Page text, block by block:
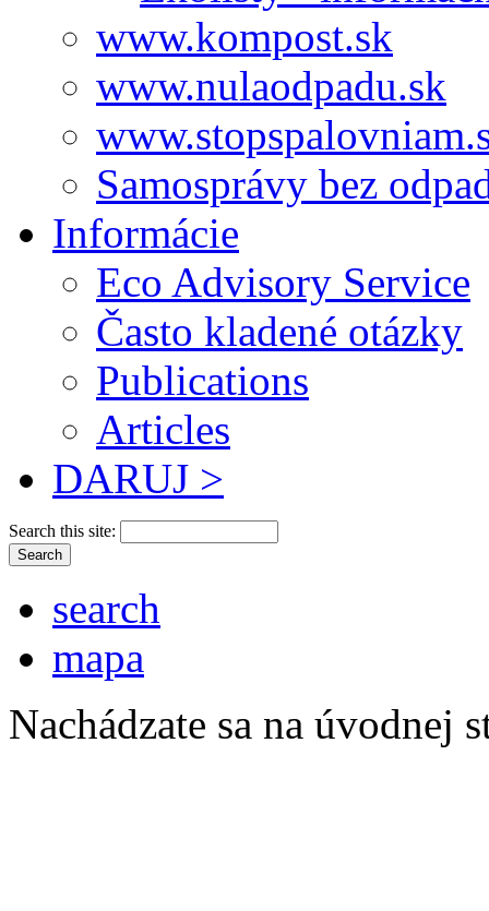
www.kompost.sk
www.nulaodpadu.sk
Samosprávy bez
Informácie
Eco Advisory Service
Často kladené otázky
Publications
Articles
DARUJ >
Search this site:
search
mapa
Nachádzate sa na úvodnej